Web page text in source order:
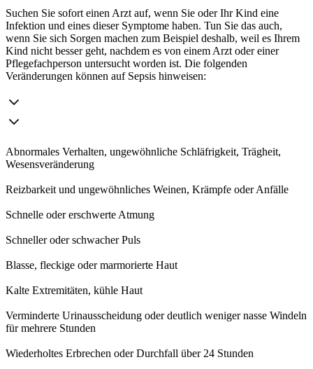
Suchen Sie sofort einen Arzt auf, wenn Sie oder Ihr Kind eine
Infektion und eines dieser Symptome haben. Tun Sie das auch,
wenn Sie sich Sorgen machen zum Beispiel deshalb, weil es Ihrem
Kind nicht besser geht, nachdem es von einem Arzt oder einer
Pflegefachperson untersucht worden ist. Die folgenden
Veränderungen können auf Sepsis hinweisen:
Abnormales Verhalten, ungewöhnliche Schläfrigkeit, Trägheit,
Wesensveränderung
Reizbarkeit und ungewöhnliches Weinen, Krämpfe oder Anfälle
Schnelle oder erschwerte Atmung
Schneller oder schwacher Puls
Blasse, fleckige oder marmorierte Haut
Kalte Extremitäten, kühle Haut
Verminderte Urinausscheidung oder deutlich weniger nasse Windeln
für mehrere Stunden
Wiederholtes Erbrechen oder Durchfall über 24 Stunden